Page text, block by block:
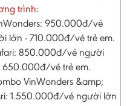
trình:
950.000đ/vé
lớn - 710.000đ/vé trẻ em.
850.000đ/vé người
650.000đ/vé trẻ em.
VinWonders &amp;
1.550.000đ/vé người lớn